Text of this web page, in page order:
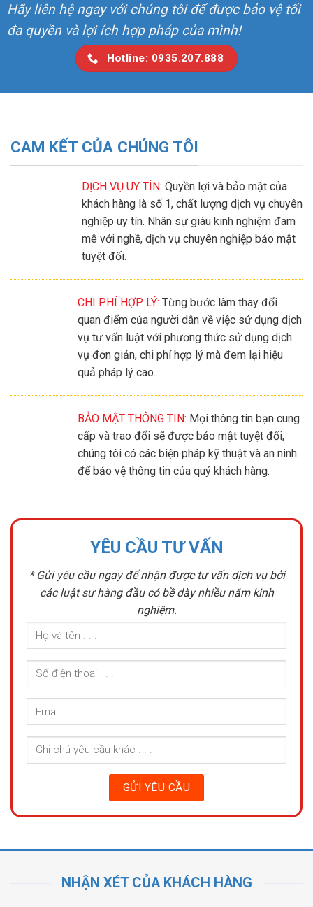
Hãy liên hệ ngay với chúng tôi để được bảo vệ tối
đa quyền và lợi ích hợp pháp của mình!
Hotline: 0935.207.888
CAM KẾT CỦA CHÚNG TÔI
DỊCH VỤ UY TÍN: Quyền lợi và bảo mật của
khách hàng là số 1, chất lượng dịch vụ chuyên
nghiệp uy tín. Nhân sự giàu kinh nghiệm đam
mê với nghề, dịch vụ chuyên nghiệp bảo mật
tuyệt đối.
CHI PHÍ HỢP LÝ: Từng bước làm thay đổi
quan điểm của người dân về việc sử dụng dịch
vụ tư vấn luật với phương thức sử dụng dịch
vụ đơn giản, chi phí hợp lý mà đem lại hiệu
quả pháp lý cao.
BẢO MẬT THÔNG TIN: Mọi thông tin bạn cung
cấp và trao đổi sẽ được bảo mật tuyệt đối,
chúng tôi có các biện pháp kỹ thuật và an ninh
để bảo vệ thông tin của quý khách hàng.
YÊU CẦU TƯ VẤN
* Gửi yêu cầu ngay để nhận được tư vấn dịch vụ bởi
các luật sư hàng đầu có bề dày nhiều năm kinh
nghiệm.
NHẬN XÉT CỦA KHÁCH HÀNG